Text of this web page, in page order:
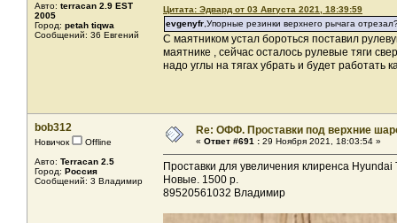
Авто: terracan 2.9 EST
2005
Город: petah tiqwa
Сообщений: 36 Евгений
Цитата: Эдвард от 03 Августа 2021, 18:39:59
evgenyfr,Упорные резинки верхнего рычага
С маятником устал бороться поставил
маятнике , сейчас осталось рулевые тяги
надо углы на тягах убрать и будет работать
bob312
Новичок
Offline
Авто: Terracan 2.5
Город: Россия
Сообщений: 3 Владимир
Re: ОФФ. Проставки под верхние
« Ответ #691 : 29 Ноября 2021, 18:03:54 »
Проставки для увеличения клиренса
Новые. 1500 р.
89520561032 Владимир